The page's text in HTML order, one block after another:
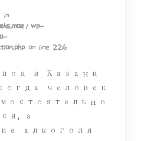
in
wp-
on line 226
в Казани
человек
а
алкоголя